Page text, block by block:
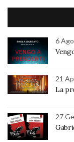
6
21
La
27